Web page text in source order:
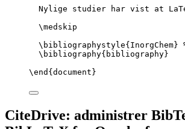
Nylige studier har vist at
\medskip
\bibliographystyle{InorgChem}
\bibliography{bibliography}
\end { document }
CiteDrive: administrer